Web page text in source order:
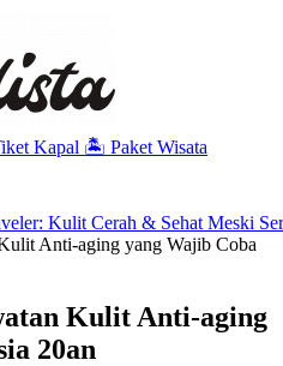
Kapal 🏝️ Paket Wisata
Kulit Cerah & Sehat Meski
Anti-aging yang Wajib Coba
Kulit Anti-aging
20an